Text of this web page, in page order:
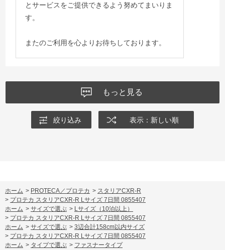
とサービスをご提供できるよう努めてまいりま
す。
またのご利用を心よりお待ちしております。
もっと見る
絞り込み 表示：新しい順
ホーム > PROTECA／プロテカ > スタリアCXR-R
> プロテカ スタリアCXR-R Lサイズ 7日間 0855407
ホーム > サイズで選ぶ > Lサイズ（10泊以上）
> プロテカ スタリアCXR-R Lサイズ 7日間 0855407
ホーム > サイズで選ぶ > 3辺合計158cm以内サイズ
> プロテカ スタリアCXR-R Lサイズ 7日間 0855407
ホーム > タイプで選ぶ > ファスナータイプ